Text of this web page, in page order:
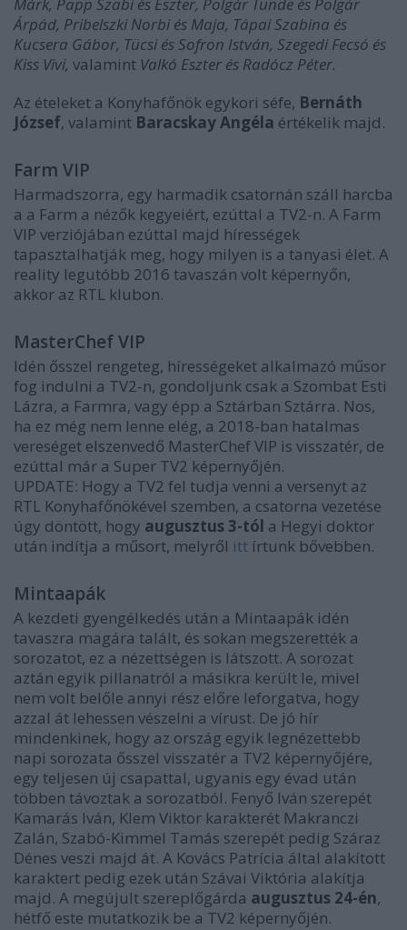
Márk, Papp Szabi és Eszter, Polgár Tünde és Polgár
Árpád, Pribelszki Norbi és Maja, Tápai Szabina és
Kucsera Gábor, Tücsi és Sofron István, Szegedi Fecsó és
Kiss Vivi, valamint Valkó Eszter és Radócz Péter.
Az ételeket a Konyhafőnök egykori séfe, Bernáth
József, valamint Baracskay Angéla értékelik majd.
Farm VIP
Harmadszorra, egy harmadik csatornán száll harcba
a a Farm a nézők kegyeiért, ezúttal a TV2-n. A Farm
VIP verziójában ezúttal majd hírességek
tapasztalhatják meg, hogy milyen is a tanyasi élet. A
reality legutóbb 2016 tavaszán volt képernyőn,
akkor az RTL klubon.
MasterChef VIP
Idén ősszel rengeteg, hírességeket alkalmazó műsor
fog indulni a TV2-n, gondoljunk csak a Szombat Esti
Lázra, a Farmra, vagy épp a Sztárban Sztárra. Nos,
ha ez még nem lenne elég, a 2018-ban hatalmas
vereséget elszenvedő MasterChef VIP is visszatér, de
ezúttal már a Super TV2 képernyőjén.
UPDATE: Hogy a TV2 fel tudja venni a versenyt az
RTL Konyhafőnökével szemben, a csatorna vezetése
úgy döntött, hogy augusztus 3-tól a Hegyi doktor
után indítja a műsort, melyről itt írtunk bővebben.
Mintaapák
A kezdeti gyengélkedés után a Mintaapák idén
tavaszra magára talált, és sokan megszerették a
sorozatot, ez a nézettségen is látszott. A sorozat
aztán egyik pillanatról a másikra került le, mivel
nem volt belőle annyi rész előre leforgatva, hogy
azzal át lehessen vészelni a vírust. De jó hír
mindenkinek, hogy az ország egyik legnézettebb
napi sorozata ősszel visszatér a TV2 képernyőjére,
egy teljesen új csapattal, ugyanis egy évad után
többen távoztak a sorozatból. Fenyő Iván szerepét
Kamarás Iván, Klem Viktor karakterét Makranczi
Zalán, Szabó-Kimmel Tamás szerepét pedig Száraz
Dénes veszi majd át. A Kovács Patrícia által alakított
karaktert pedig ezek után Szávai Viktória alakítja
majd. A megújult szereplőgárda augusztus 24-én,
hétfő este mutatkozik be a TV2 képernyőjén.